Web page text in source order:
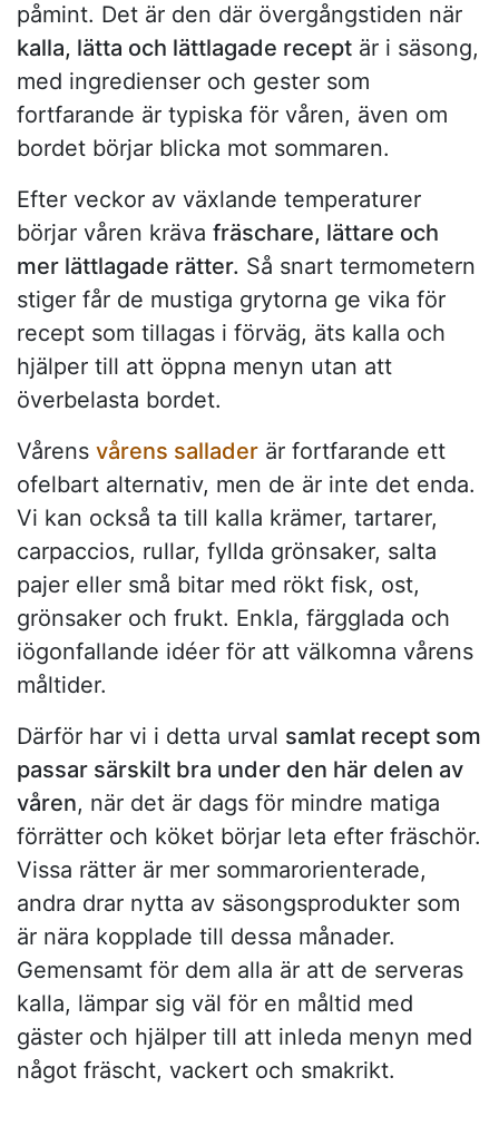
påmint. Det är den där övergångstiden när
kalla, lätta och lättlagade recept är i säsong,
med ingredienser och gester som
fortfarande är typiska för våren, även om
bordet börjar blicka mot sommaren.
Efter veckor av växlande temperaturer
börjar våren kräva fräschare, lättare och
mer lättlagade rätter. Så snart termometern
stiger får de mustiga grytorna ge vika för
recept som tillagas i förväg, äts kalla och
hjälper till att öppna menyn utan att
överbelasta bordet.
Vårens vårens sallader är fortfarande ett
ofelbart alternativ, men de är inte det enda.
Vi kan också ta till kalla krämer, tartarer,
carpaccios, rullar, fyllda grönsaker, salta
pajer eller små bitar med rökt fisk, ost,
grönsaker och frukt. Enkla, färgglada och
iögonfallande idéer för att välkomna vårens
måltider.
Därför har vi i detta urval samlat recept som
passar särskilt bra under den här delen av
våren, när det är dags för mindre matiga
förrätter och köket börjar leta efter fräschör.
Vissa rätter är mer sommarorienterade,
andra drar nytta av säsongsprodukter som
är nära kopplade till dessa månader.
Gemensamt för dem alla är att de serveras
kalla, lämpar sig väl för en måltid med
gäster och hjälper till att inleda menyn med
något fräscht, vackert och smakrikt.